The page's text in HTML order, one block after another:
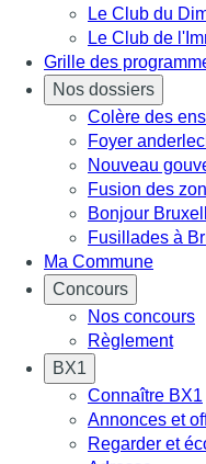
Le Club du
Le Club de
Grille des
Nos dossiers
Colère des
Foyer
Nouveau
Fusion des
Bonjour
Fusillades à
Ma Commune
Concours
Nos concours
Règlement
BX1
Connaître BX1
Annonces et
Regarder et